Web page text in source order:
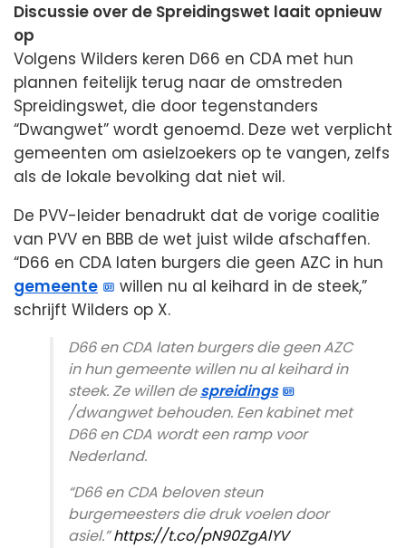
Discussie over de Spreidingswet laait opnieuw
op
Volgens Wilders keren D66 en CDA met hun
plannen feitelijk terug naar de omstreden
Spreidingswet, die door tegenstanders
“Dwangwet” wordt genoemd. Deze wet verplicht
gemeenten om asielzoekers op te vangen, zelfs
als de lokale bevolking dat niet wil.
De PVV-leider benadrukt dat de vorige coalitie
van PVV en BBB de wet juist wilde afschaffen.
“D66 en CDA laten burgers die geen AZC in hun
gemeente
willen nu al keihard in de steek,”
schrijft Wilders op X.
D66 en CDA laten burgers die geen AZC
in hun gemeente willen nu al keihard in
steek. Ze willen despreidings
/dwangwet behouden. Een kabinet met
D66 en CDA wordt een ramp voor
Nederland.
“D66 en CDA beloven steun
burgemeesters die druk voelen door
asiel.”https://t.co/pN90ZgAlYV